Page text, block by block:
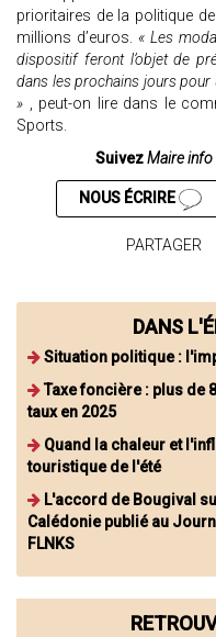
prioritaires de la politique
millions d’euros. « Les
dispositif feront l’objet de
dans les prochains jours pour
» , peut-on lire dans le
Sports.
SuivezMaire info
NOUS ÉCRIRE
PARTAGER
DANS
Situation politique :
Taxe foncière : plus de
taux en 2025
Quand la chaleur et
touristique de l'été
L'accord de Bougival
Calédonie publié au
FLNKS